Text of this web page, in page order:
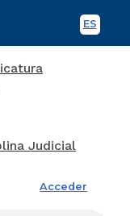
ES
Acceder